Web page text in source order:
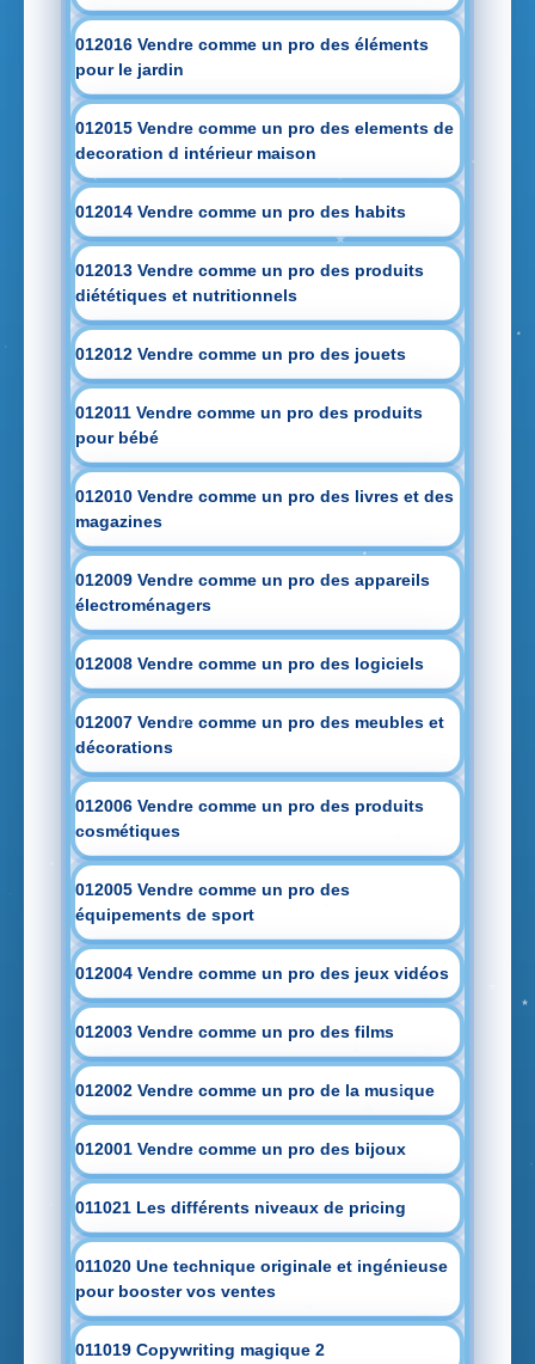
012016 Vendre comme un pro des éléments
pour le jardin
012015 Vendre comme un pro des elements de
decoration d intérieur maison
012014 Vendre comme un pro des habits
012013 Vendre comme un pro des produits
diététiques et nutritionnels
012012 Vendre comme un pro des jouets
012011 Vendre comme un pro des produits
pour bébé
012010 Vendre comme un pro des livres et des
magazines
012009 Vendre comme un pro des appareils
électroménagers
012008 Vendre comme un pro des logiciels
012007 Vendre comme un pro des meubles et
décorations
012006 Vendre comme un pro des produits
cosmétiques
012005 Vendre comme un pro des
équipements de sport
012004 Vendre comme un pro des jeux vidéos
012003 Vendre comme un pro des films
012002 Vendre comme un pro de la musique
012001 Vendre comme un pro des bijoux
011021 Les différents niveaux de pricing
011020 Une technique originale et ingénieuse
pour booster vos ventes
011019 Copywriting magique 2